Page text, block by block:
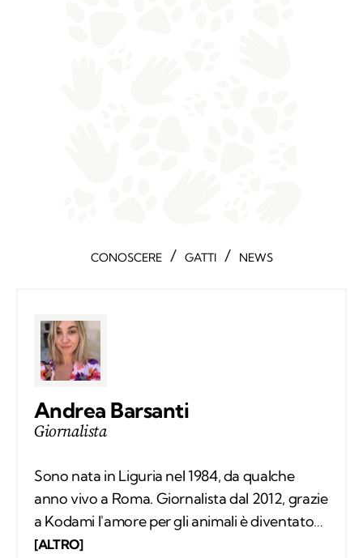
CONOSCERE / GATTI / NEWS
Andrea Barsanti
Giornalista
Sono nata in Liguria nel 1984, da qualche
anno vivo a Roma. Giornalista dal 2012, grazie
a Kodami l'amore per gli animali è diventato
un lavoro attraverso cui provo a fare la
[ALTRO]